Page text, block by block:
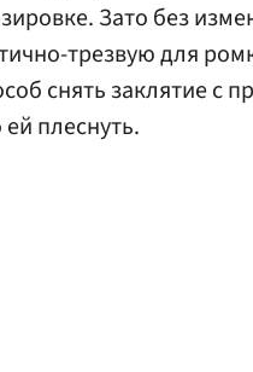
Зато без
трезвую для
снять заклятие с
плеснуть.